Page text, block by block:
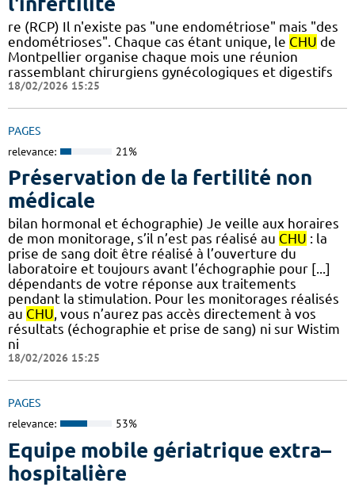
re (RCP) Il n'existe pas "une endométriose" mais "des
endométrioses". Chaque cas étant unique, le CHU de
Montpellier organise chaque mois une réunion
rassemblant chirurgiens gynécologiques et digestifs
18/02/2026 15:25
PAGES
relevance: 21%
Préservation de la fertilité non
médicale
bilan hormonal et échographie) Je veille aux horaires
de mon monitorage, s’il n’est pas réalisé au CHU : la
prise de sang doit être réalisé à l’ouverture du
laboratoire et toujours avant l’échographie pour [...]
dépendants de votre réponse aux traitements
pendant la stimulation. Pour les monitorages réalisés
au CHU, vous n’aurez pas accès directement à vos
résultats (échographie et prise de sang) ni sur Wistim
ni
18/02/2026 15:25
PAGES
relevance: 53%
Equipe mobile gériatrique extra–
hospitalière